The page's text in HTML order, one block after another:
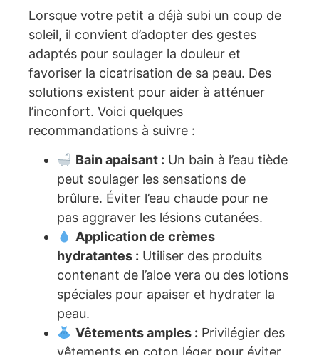
Lorsque votre petit a déjà subi un coup de
soleil, il convient d’adopter des gestes
adaptés pour soulager la douleur et
favoriser la cicatrisation de sa peau. Des
solutions existent pour aider à atténuer
l’inconfort. Voici quelques
recommandations à suivre :
Bain apaisant : Un bain à l’eau tiède
peut soulager les sensations de
brûlure. Éviter l’eau chaude pour ne
pas aggraver les lésions cutanées.
Application de crèmes
hydratantes : Utiliser des produits
contenant de l’aloe vera ou des lotions
spéciales pour apaiser et hydrater la
peau.
Vêtements amples : Privilégier des
vêtements en coton léger pour éviter